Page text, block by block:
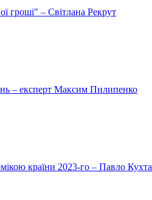
гроші" – Світлана Рекрут
– експерт Максим Пилипенко
країни 2023-го – Павло Кухта